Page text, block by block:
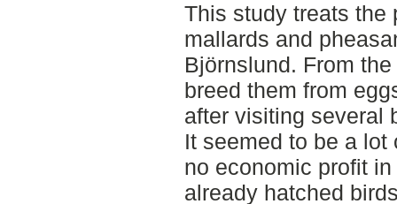
This study treats the
mallards and
Björnslund. From
breed them from
after visiting several
It seemed to be a lot
no economic profit
already hatched